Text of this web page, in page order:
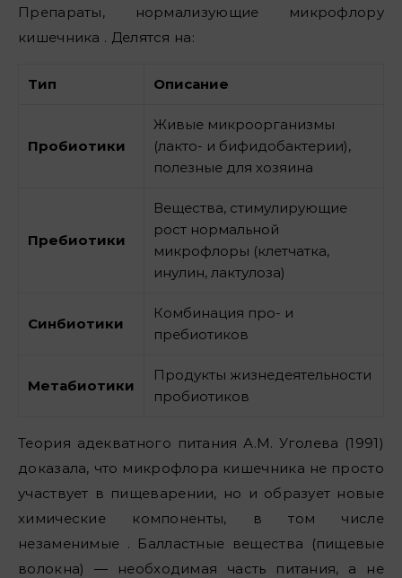
Препараты, нормализующие микрофлору
кишечника . Делятся на:
Тип Описание
Пробиотики
Живые микроорганизмы
(лакто- и бифидобактерии),
полезные для хозяина
Пребиотики
Вещества, стимулирующие
рост нормальной
микрофлоры (клетчатка,
инулин, лактулоза)
Синбиотики
Комбинация про- и
пребиотиков
Метабиотики
Продукты жизнедеятельности
пробиотиков
Теория адекватного питания А.М. Уголева (1991)
доказала, что микрофлора кишечника не просто
участвует в пищеварении, но и образует новые
химические компоненты, в том числе
незаменимые . Балластные вещества (пищевые
волокна) — необходимая часть питания, а не